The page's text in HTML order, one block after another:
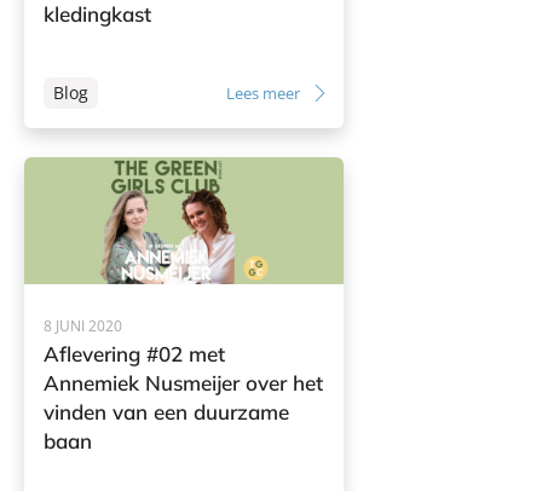
kledingkast
Blog Lees meer
8 JUNI 2020
Aflevering #02 met
Annemiek Nusmeijer over het
vinden van een duurzame
baan